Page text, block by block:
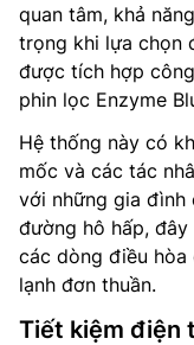
quan tâm, khả
trọng khi lựa chọn
được tích hợp
phin lọc Enzyme
Hệ thống này có
mốc và các tác
với những gia đình
đường hô hấp,
các dòng điều
lạnh đơn thuần.
Tiết kiệm điện